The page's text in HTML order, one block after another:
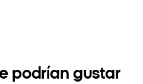
podrían gustar